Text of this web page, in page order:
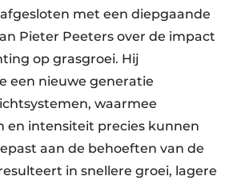
met een diepgaande
Pieter Peeters over de impact
op grasgroei. Hij
een nieuwe generatie
waarmee
en intensiteit precies kunnen
aan de behoeften van de
in snellere groei, lagere